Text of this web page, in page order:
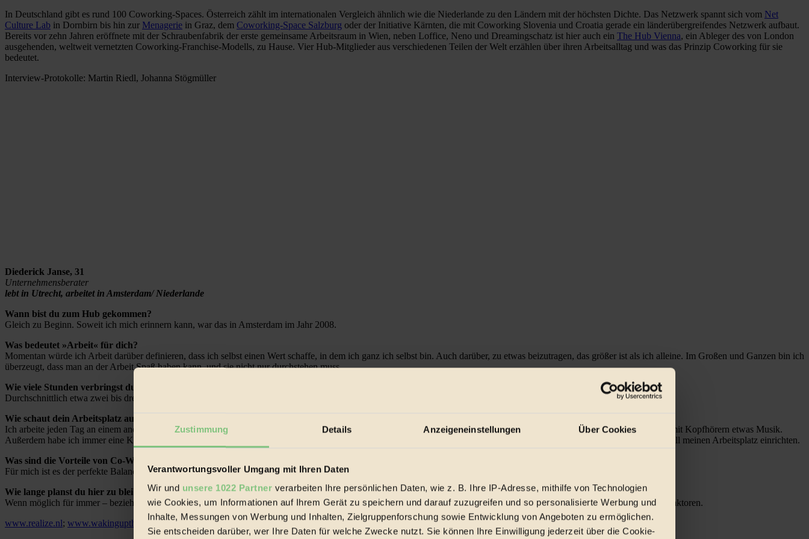
Zustimmung Details Anzeigeneinstellungen Über Cookies
Verantwortungsvoller Umgang mit Ihren Daten
Wir und unsere 1022 Partner verarbeiten Ihre persönlichen Daten, wie z. B. Ihre IP-Adresse, mithilfe von Technologien
wie Cookies, um Informationen auf Ihrem Gerät zu speichern und darauf zuzugreifen und so personalisierte Werbung und
Inhalte, Messungen von Werbung und Inhalten, Zielgruppenforschung sowie Entwicklung von Angeboten zu ermöglichen.
Sie entscheiden darüber, wer Ihre Daten für welche Zwecke nutzt. Sie können Ihre Einwilligung jederzeit über die Cookie-
In Deutschland gibt es rund 100 Coworking-Spaces. Österreich zählt im internationalen Vergleich ähnlich wie die Niederlande zu den Ländern mit der höchsten Dichte. Das Netzwerk spannt sich vom Net
Culture Lab in Dornbirn bis hin zur Menagerie in Graz, dem Coworking-Space Salzburg oder der Initiative Kärnten, die mit Coworking Slovenia und Croatia gerade ein länderübergreifendes Netzwerk aufbaut.
Bereits vor zehn Jahren eröffnete mit der Schraubenfabrik der erste gemeinsame Arbeitsraum in Wien, neben Loffice, Neno und Dreamingschatz ist hier auch ein The Hub Vienna, ein Ableger des von London
ausgehenden, weltweit vernetzten Coworking-Franchise-Modells, zu Hause. Vier Hub-Mitglieder aus verschiedenen Teilen der Welt erzählen über ihren Arbeitsalltag und was das Prinzip Coworking für sie
bedeutet.
Interview-Protokolle: Martin Riedl, Johanna Stögmüller
Diederick Janse, 31
Unternehmensberater
lebt in Utrecht, arbeitet in Amsterdam/ Niederlande
Wann bist du zum Hub gekommen?
Gleich zu Beginn. Soweit ich mich erinnern kann, war das in Amsterdam im Jahr 2008.
Was bedeutet »Arbeit« für dich?
Momentan würde ich Arbeit darüber definieren, dass ich selbst einen Wert schaffe, in dem ich ganz ich selbst bin. Auch darüber, zu etwas beizutragen, das größer ist als ich alleine. Im Großen und Ganzen bin ich
überzeugt, dass man an der Arbeit Spaß haben kann, und sie nicht nur durchstehen muss.
Wie viele Stunden verbringst du im Hub?
Durchschnittlich etwa zwei bis drei Tage pro Woche.
Wie schaut dein Arbeitsplatz aus?
Ich arbeite jeden Tag an einem anderen Ort, also nehme ich nur mein iPhone, mein MacBook und meine Maus heraus und fange an. Je nachdem, was ich zu tun habe, höre ich mit Kopfhörern etwas Musik.
Außerdem habe ich immer eine Kaffeetasse und ein großes Glas Wasser auf meinem Platz stehen. Eigentlich relativ schlanke Ressourcen; in einer Minute kann ich mir fast überall meinen Arbeitsplatz einrichten.
Was sind die Vorteile von Co-Working-Büros?
Für mich ist es der perfekte Balanceakt zwischen meiner unternehmerischen Freiheit bei gleichzeitigem Anschluss an eine Community.
Wie lange planst du hier zu bleiben?
Wenn möglich für immer – beziehungsweise bis zu jenem Punkt, an dem es für Realize! nicht mehr ausreicht. Das kann etwa von der Größe abhängen oder auch von anderen Faktoren.
www.realize.nl; www.wakinguptheworkplace.com